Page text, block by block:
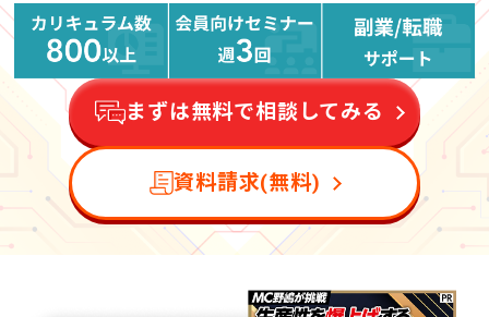
まずは無料で相談してみる
資料請求(無料)